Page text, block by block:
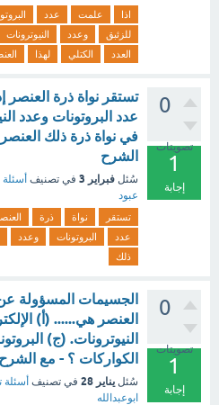
اذا علمت عدد
للزئبق
وعدد النيوترونات
العدد
الكتلي لهذا
0
تصويتات
1
إجابة
تستقر نواة ذرة العنصر
عدد البروتونات وعدد
في نواة ذرة ذلك
الشرح
سُئل فبراير 3 في تصنيف أسئلة
عبود
تستقر نواة ذرة
عدد
البروتونات وعدد
ذلك
0
تصويتات
1
إجابة
الجسيمات المسؤولة
العنصر هي...... (أ)
النيوترونات. (ج)
الكواركات ؟ - مع الشرح
سُئل يناير 28 في تصنيف أسئلة
ابوعبدالله